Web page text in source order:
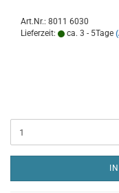
Art.Nr.: 8011 6030
Lieferzeit:
ca. 3 - 5Tage